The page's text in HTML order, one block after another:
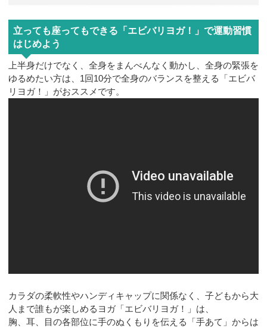
立っても座ってもできる「エビバリヨガ！」で運動習慣
はじめよう
上半身だけでなく、全身をまんべんなく動かし、全身の緊張を
ゆるめたい方は、1回10分で全身のバランスを整える「エビバ
リヨガ！」がおススメです。
カラダの柔軟性やハンディキャップに関係なく、子どもから大
人まで誰もが楽しめるヨガ「エビバリヨガ！」は、
胸、耳、目の各部位に手のぬくもりを伝える「手あて」からは